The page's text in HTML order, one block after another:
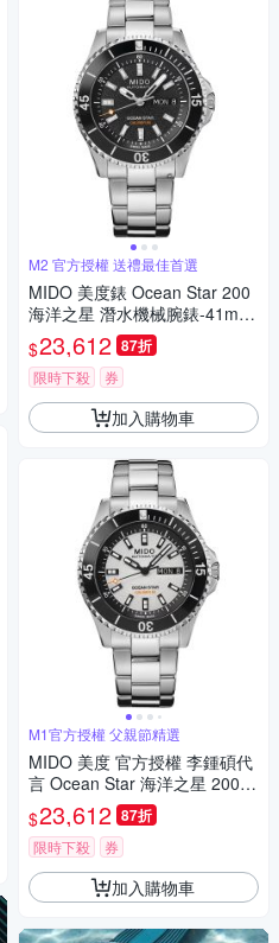
M2 官方授權 送禮最佳首選
MIDO 美度錶 Ocean Star 200
海洋之星 潛水機械腕錶-41mm
黑 M0269301105100
$23,612 87折
限時下殺 券
加入購物車
M1官方授權 父親節精選
MIDO 美度 官方授權 李鍾碩代
言 Ocean Star 海洋之星 200米
潛水機械錶 寵爸時刻 送禮推
薦-41mm M0269301101100
$23,612 87折
限時下殺 券
加入購物車